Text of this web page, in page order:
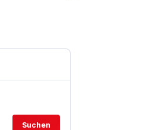
Suchen